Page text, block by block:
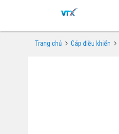
Trang chủ Cáp điều khiển